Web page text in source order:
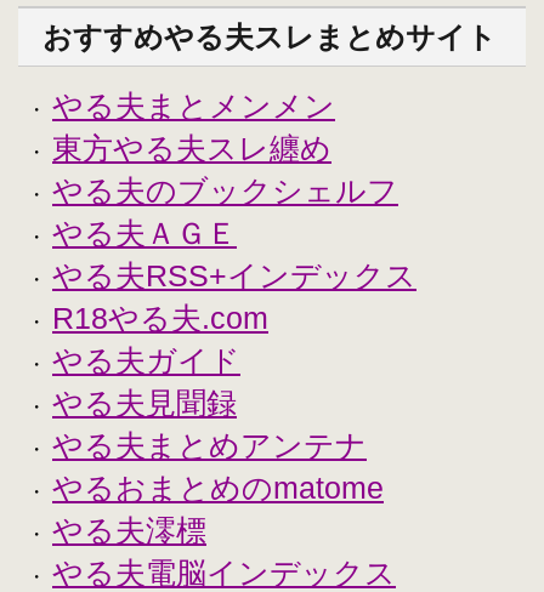
おすすめやる夫スレまとめサイト
・ やる夫まとメンメン
・ 東方やる夫スレ纏め
・ やる夫のブックシェルフ
・ やる夫ＡＧＥ
・ やる夫RSS+インデックス
・ R18やる夫.com
・ やる夫ガイド
・ やる夫見聞録
・ やる夫まとめアンテナ
・ やるおまとめのmatome
・ やる夫澪標
・ やる夫電脳インデックス